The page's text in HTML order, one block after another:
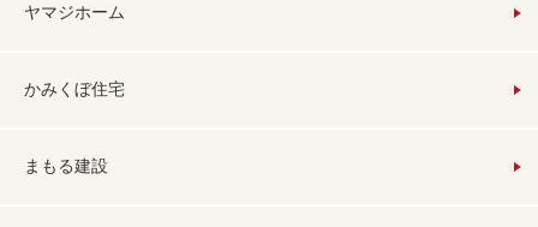
ヤマジホーム
かみくぼ住宅
まもる建設